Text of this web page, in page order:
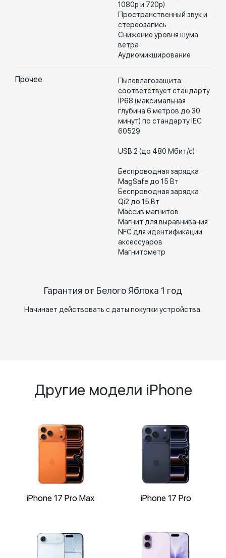
1080p и 720p)
Пространственный звук и
стереозапись
Снижение уровня шума
ветра
Аудиомикширование
Прочее
Пылевлагозащита:
соответствует стандарту
IP68 (максимальная
глубина 6 метров до 30
минут) по стандарту IEC
60529
USB 2 (до 480 Мбит/с)
Беспроводная зарядка
MagSafe до 15 Вт
Беспроводная зарядка
Qi2 до 15 Вт
Массив магнитов
Магнит для выравнивания
NFC для идентификации
аксессуаров
Магнитометр
Гарантия от Белого Яблока 1 год
Начинает действовать с даты покупки устройства.
Другие модели iPhone
iPhone 17 Pro Max iPhone 17 Pro